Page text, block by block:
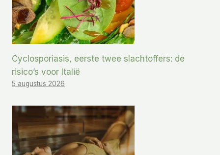
Cyclosporiasis, eerste twee slachtoffers: de
risico’s voor Italië
5 augustus 2026